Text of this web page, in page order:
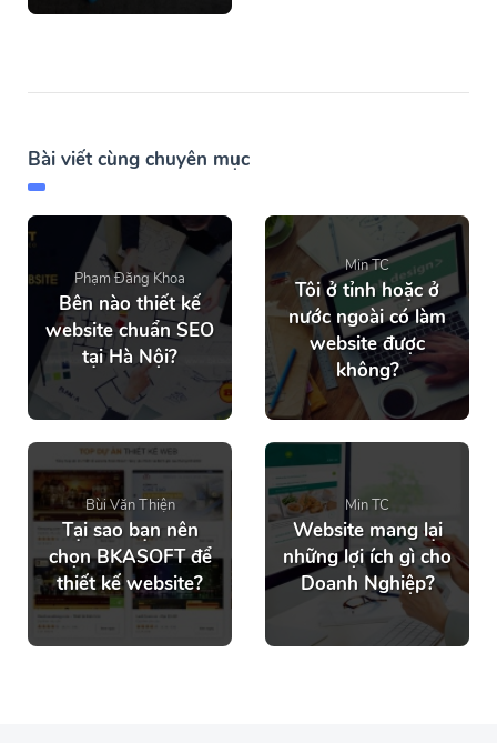
Bài viết cùng chuyên mục
Phạm Đăng Khoa
Bên nào thiết kế
website chuẩn SEO
tại Hà Nội?
Min TC
Tôi ở tỉnh hoặc ở
nước ngoài có làm
website được
không?
Bùi Văn Thiện
Tại sao bạn nên
chọn BKASOFT để
thiết kế website?
Min TC
Website mang lại
những lợi ích gì cho
Doanh Nghiệp?